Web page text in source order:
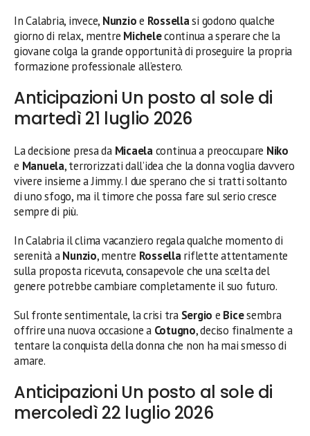
In Calabria, invece, Nunzioe Rossellasi godono qualche
giorno di relax, mentre Michelecontinua a sperare che la
giovane colga la grande opportunità di proseguire la propria
formazione professionale all’estero.
Anticipazioni Un posto al sole di
martedì 21 luglio 2026
La decisione presa da Micaelacontinua a preoccupare Niko
e Manuela, terrorizzati dall’idea che la donna voglia davvero
vivere insieme a Jimmy. I due sperano che si tratti soltanto
di uno sfogo, ma il timore che possa fare sul serio cresce
sempre di più.
In Calabria il clima vacanziero regala qualche momento di
serenità aNunzio, mentre Rossellariflette attentamente
sulla proposta ricevuta, consapevole che una scelta del
genere potrebbe cambiare completamente il suo futuro.
Sul fronte sentimentale, la crisi tra Sergio e Bicesembra
offrire una nuova occasione a Cotugno, deciso finalmente a
tentare la conquista della donna che non ha mai smesso di
amare.
Anticipazioni Un posto al sole di
mercoledì 22 luglio 2026